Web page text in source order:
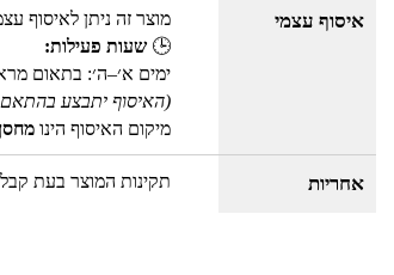
איסוף עצמי מוצר זה ניתן לאיסוף
🕒 שעות פעילות:
ימים א׳–ה׳: בתאום
(האיסוף יתבצע
מיקום האיסוף הינו
אחריות תקינות המוצר בעת